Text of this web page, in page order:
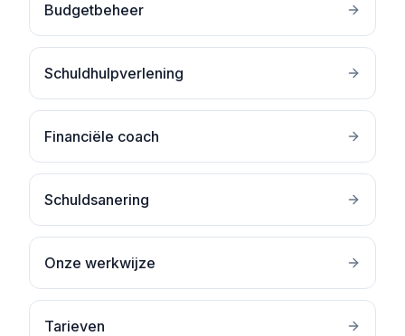
Budgetbeheer
Schuldhulpverlening
Financiële coach
Schuldsanering
Onze werkwijze
Tarieven